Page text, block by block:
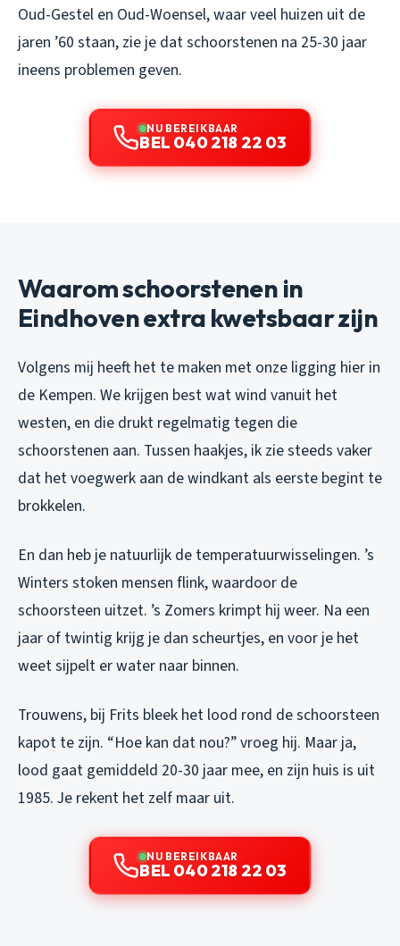
Oud-Gestel en Oud-Woensel, waar veel huizen uit de
jaren ’60 staan, zie je dat schoorstenen na 25-30 jaar
ineens problemen geven.
NU BEREIKBAAR
BEL 040 218 22 03
Waarom schoorstenen in
Eindhoven extra kwetsbaar zijn
Volgens mij heeft het te maken met onze ligging hier in
de Kempen. We krijgen best wat wind vanuit het
westen, en die drukt regelmatig tegen die
schoorstenen aan. Tussen haakjes, ik zie steeds vaker
dat het voegwerk aan de windkant als eerste begint te
brokkelen.
En dan heb je natuurlijk de temperatuurwisselingen. ’s
Winters stoken mensen flink, waardoor de
schoorsteen uitzet. ’s Zomers krimpt hij weer. Na een
jaar of twintig krijg je dan scheurtjes, en voor je het
weet sijpelt er water naar binnen.
Trouwens, bij Frits bleek het lood rond de schoorsteen
kapot te zijn. “Hoe kan dat nou?” vroeg hij. Maar ja,
lood gaat gemiddeld 20-30 jaar mee, en zijn huis is uit
1985. Je rekent het zelf maar uit.
NU BEREIKBAAR
BEL 040 218 22 03